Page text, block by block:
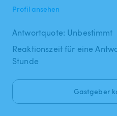
Profil ansehen
Antwortquote: Unbestimmt
Reaktionszeit für eine
Stunde
Gastgeber